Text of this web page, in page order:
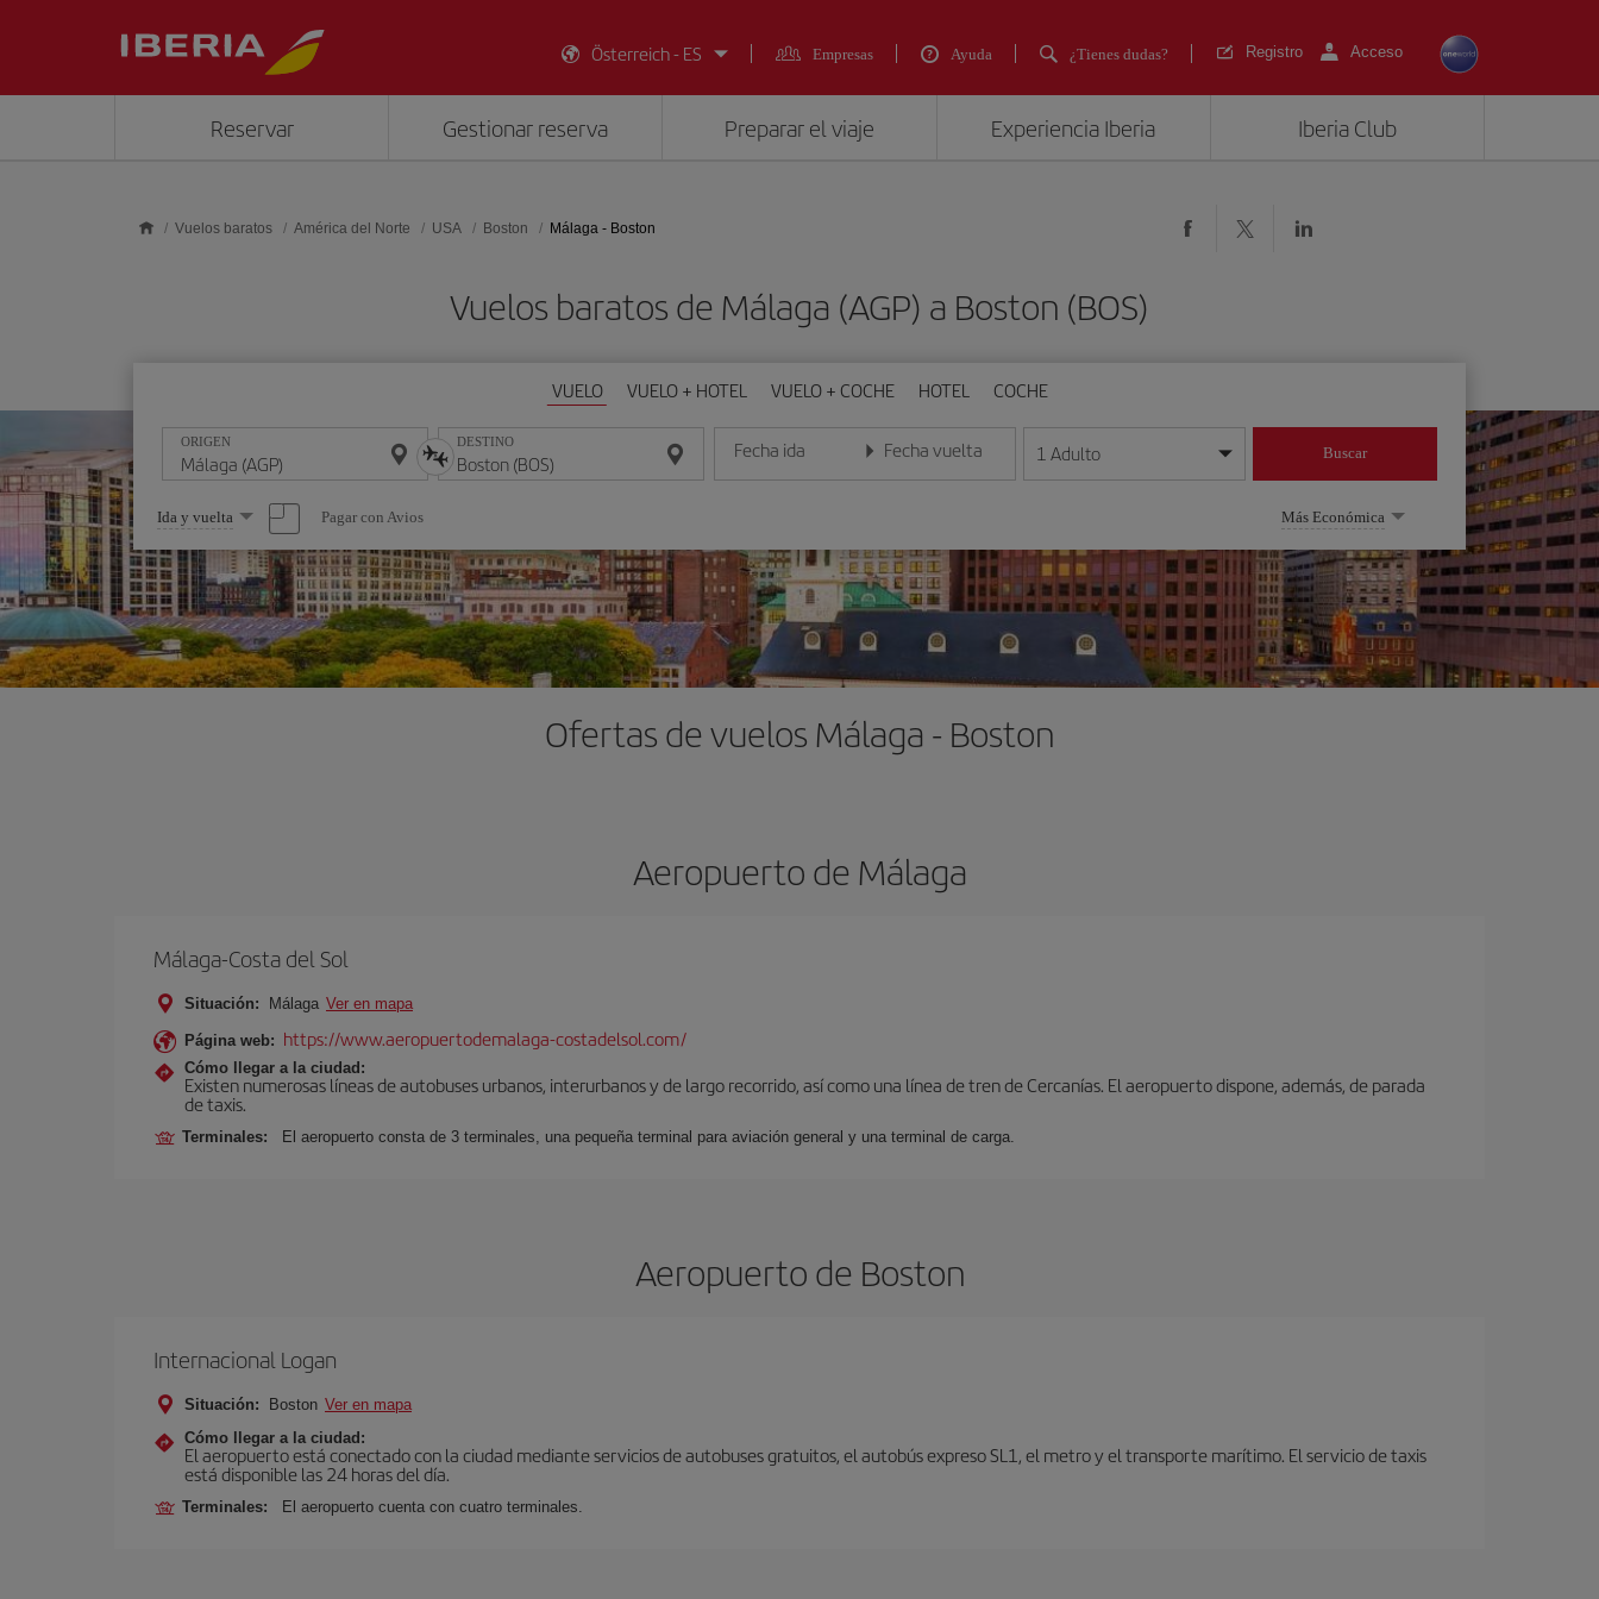
Österreich - ES
Empresas Ayuda ¿Tienes dudas? Registro Acceso
Reservar Gestionar reserva Preparar el viaje Experiencia Iberia Iberia Club
Vuelos baratos América del Norte USA Boston Málaga - Boston
Vuelos baratos de Málaga (AGP) a Boston (BOS)
VUELO VUELO + HOTEL VUELO + COCHE HOTEL COCHE
ORIGEN DESTINO Fecha ida
Introduce la fecha en formato día/mes/año
Fecha vuelta
Introduce la fecha en formato día/mes/año
1 Adulto Buscar
Seleccione
una
opción
Ida y vuelta Pagar con Avios Más Económica
Ofertas de vuelos Málaga - Boston
Aeropuerto de Málaga
Málaga-Costa del Sol
Situación: Málaga Ver en mapa
Página web: https://www.aeropuertodemalaga-costadelsol.com/
Cómo llegar a la ciudad:
Existen numerosas líneas de autobuses urbanos, interurbanos y de largo recorrido, así como una línea de tren de Cercanías. El aeropuerto dispone, además, de parada
de taxis.
Terminales: El aeropuerto consta de 3 terminales, una pequeña terminal para aviación general y una terminal de carga.
Aeropuerto de Boston
Internacional Logan
Situación: Boston Ver en mapa
Cómo llegar a la ciudad:
El aeropuerto está conectado con la ciudad mediante servicios de autobuses gratuitos, el autobús expreso SL1, el metro y el transporte marítimo. El servicio de taxis
está disponible las 24 horas del día.
Terminales: El aeropuerto cuenta con cuatro terminales.